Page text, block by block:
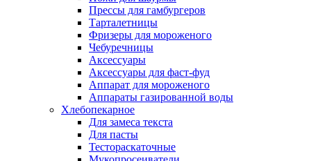
Прессы для гамбургеров
Тарталетницы
Фризеры для мороженого
Чебуречницы
Аксессуары
Аксессуары для фаст-фуд
Аппарат для мороженого
Аппараты газированной воды
Хлебопекарное
Для замеса текста
Для пасты
Тестораскаточные